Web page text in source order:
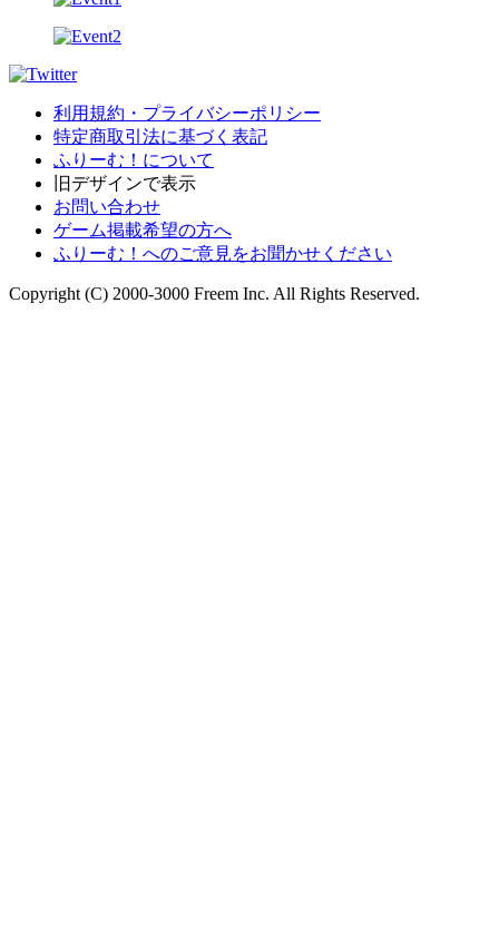
利用規約・プライバシーポリシー
特定商取引法に基づく表記
ふりーむ！について
旧デザインで表示
お問い合わせ
ゲーム掲載希望の方へ
ふりーむ！へのご意見をお聞かせください
Copyright (C) 2000-3000 Freem Inc. All Rights Reserved.